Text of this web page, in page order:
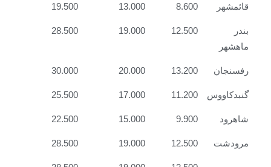
قائمشهر 8.600
13.000
19.500
ماهشهر
12.500
19.000
28.500
رفسنجان 13.200
20.000
30.000
گنبدکاووس 11.200
17.000
25.500
شاهرود 9.900
15.000
22.500
مرودشت 12.500
19.000
28.500